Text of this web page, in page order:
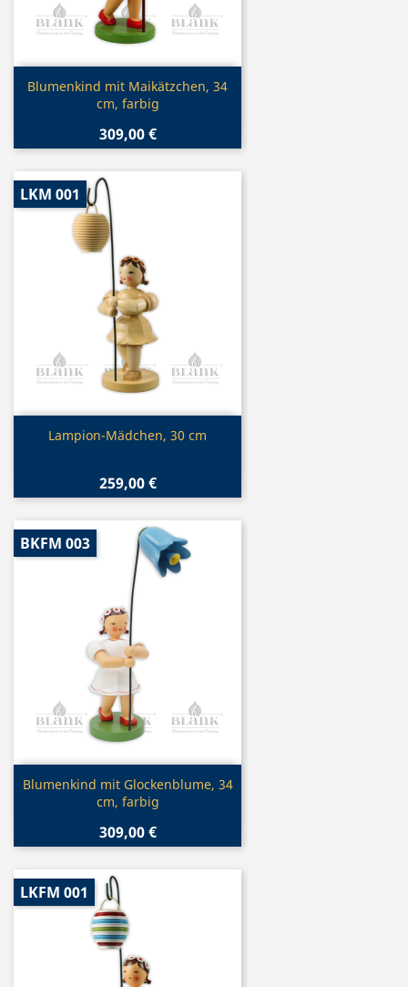
 Vorschau
Blumenkind mit Maikätzchen, 34
cm, farbig
309,00 €
Vorschau
Lampion-Mädchen, 30 cm
259,00 €
LKM 001
Vorschau
Blumenkind mit Glockenblume, 34
cm, farbig
309,00 €
BKFM 003
LKFM 001